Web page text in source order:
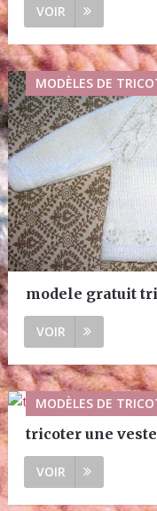
VOIR
MODÈLES DE
modele gratuit
VOIR
MODÈLES DE
tricoter une
VOIR